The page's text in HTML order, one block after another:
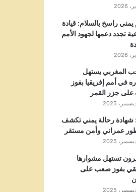
يمني راسخ بالسلام: قيادة
تجدد دعمها لجهود الأمم
المغربي يستهل
في أمم إفريقيا بفوز
جزر القمر
شهادة رحالة يمني تكشف
عمراني وأمن مستقر
تستهل مشوارها
بفوز صعب على